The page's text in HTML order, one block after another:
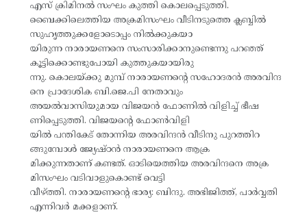
എസ് ക്രിമിനല്‍ സംഘം കുത്തി കൊലപ്പെടുത്തി.
ബൈക്കിലെത്തിയ അക്രമിസംഘം വീടിനടുത്തെ ക്ലബ്ബില്‍
സുഹൃത്തുക്കളോടൊപ്പം നില്‍ക്കുകയാ
യിരുന്ന നാരായണനെ സംസാരിക്കാനുണ്ടെന്നു പറഞ്ഞ്
കൂട്ടിക്കൊണ്ടുപോയി കുത്തുകയായിരു
ന്നു. കൊലയ്ക്കു മുമ്പ് നാരായണന്റെ സഹോദരന്‍ അരവിന്ദ
നെ പ്രാദേശിക ബി.ജെ.പി നേതാവും
അയല്‍വാസിയുമായ വിജയന്‍ ഫോണില്‍ വിളിച്ച് ഭീഷ
ണിപ്പെടുത്തി. വിജയന്റെ ഫോണ്‍വിളി
യില്‍ പന്തികേട് തോന്നിയ അരവിന്ദന്‍ വീടിനു പുറത്തിറ
ങ്ങുമ്പോള്‍ ജ്യേഷ്ഠന്‍ നാരായണനെ ആക്ര
മിക്കുന്നതാണ് കണ്ടത്. ഓടിയെത്തിയ അരവിന്ദനെ അക്ര
മിസംഘം വടിവാളുകൊണ്ട് വെട്ടി
വീഴ്ത്തി. നാരായണന്റെ ഭാര്യ: ബിന്ദു. അഭിജിത്ത്, പാര്‍വ്വതി
എന്നിവര്‍ മക്കളാണ്.